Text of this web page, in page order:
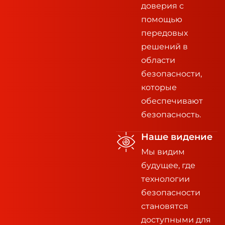
доверия с
помощью
передовых
решений в
области
безопасности,
которые
обеспечивают
безопасность.
Наше видение
Мы видим
будущее, где
технологии
безопасности
становятся
доступными для